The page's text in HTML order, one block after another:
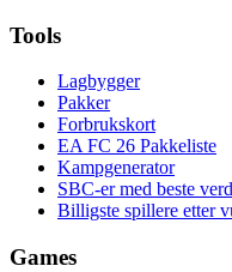
Tools
Lagbygger
Pakker
Forbrukskort
EA FC 26 Pakkeliste
Kampgenerator
SBC-er med beste
Billigste spillere etter
Games